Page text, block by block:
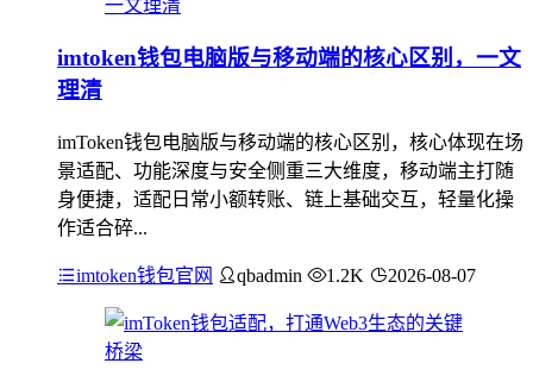
imtoken钱包电脑版与移动端的核心区别，一文
理清
imToken钱包电脑版与移动端的核心区别，核心体现在场
景适配、功能深度与安全侧重三大维度，移动端主打随
身便捷，适配日常小额转账、链上基础交互，轻量化操
作适合碎...
imtoken钱包官网 qbadmin 1.2K 2026-08-07